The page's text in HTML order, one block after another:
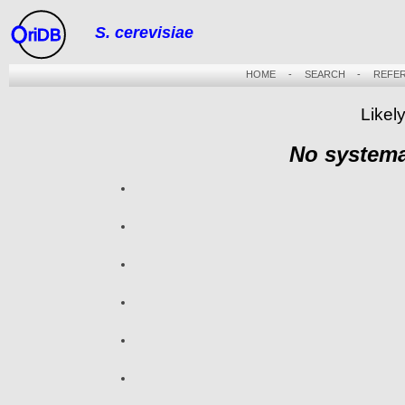
riDB S. cerevisiae
HOME- SEARCH -
No